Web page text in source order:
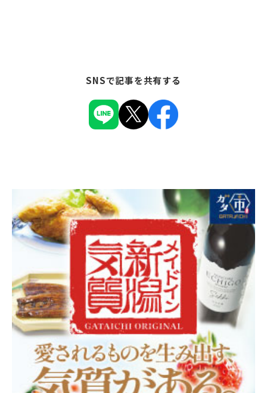
SNSで記事を共有する